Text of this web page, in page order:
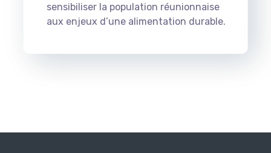
sensibiliser la population réunionnaise
aux enjeux d’une alimentation durable.